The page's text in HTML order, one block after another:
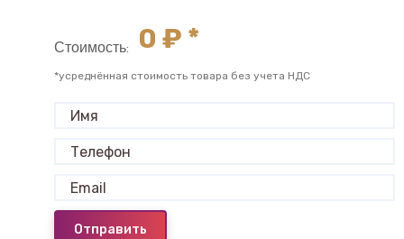
Стоимость: 0 ₽ *
*усреднённая стоимость товара без учета НДС
Отправить